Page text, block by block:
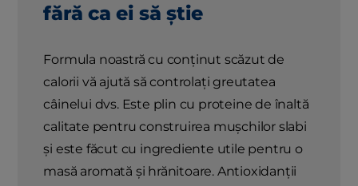
fără ca ei să știe
Formula noastră cu conținut scăzut de
calorii vă ajută să controlați greutatea
câinelui dvs. Este plin cu proteine ​​de înaltă
calitate pentru construirea mușchilor slabi
și este făcut cu ingrediente utile pentru o
masă aromată și hrănitoare. Antioxidanții